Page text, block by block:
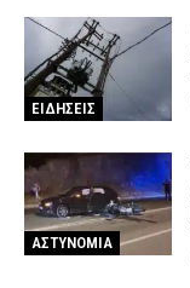
ΕΙΔΗΣΕΙΣ
ΑΣΤΥΝΟΜΙΑ